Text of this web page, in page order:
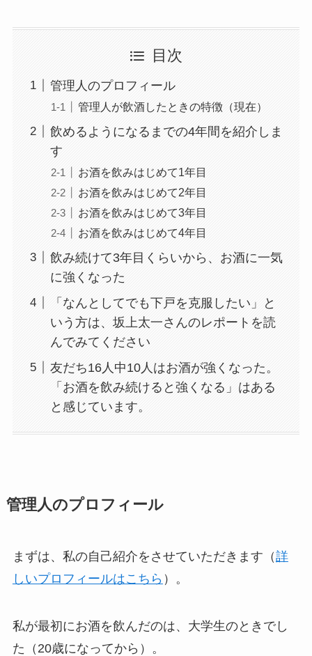
目次
管理人のプロフィール
管理人が飲酒したときの特徴（現在）
飲めるようになるまでの4年間を紹介しま
す
お酒を飲みはじめて1年目
お酒を飲みはじめて2年目
お酒を飲みはじめて3年目
お酒を飲みはじめて4年目
飲み続けて3年目くらいから、お酒に一気
に強くなった
「なんとしてでも下戸を克服したい」と
いう方は、坂上太一さんのレポートを読
んでみてください
友だち16人中10人はお酒が強くなった。
「お酒を飲み続けると強くなる」はある
と感じています。
管理人のプロフィール
まずは、私の自己紹介をさせていただきます（詳
しいプロフィールはこちら ）。
私が最初にお酒を飲んだのは、大学生のときでし
た（20歳になってから）。